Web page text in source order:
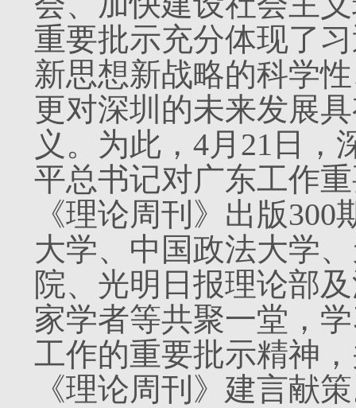
重要批示充分体现了
新思想新战略的科学
更对深圳的未来发展
义。为此，4月21日
平总书记对广东工作
《理论周刊》出版
大学、中国政法大学
院、光明日报理论部
家学者等共聚一堂，
工作的重要批示精神
《理论周刊》建言献